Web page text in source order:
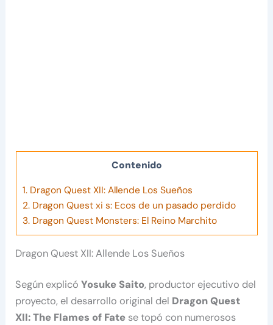
Contenido
1.Dragon Quest XII: Allende Los Sueños
2.Dragon Quest xi s: Ecos de un pasado perdido
3.Dragon Quest Monsters: El Reino Marchito
Dragon Quest XII: Allende Los Sueños
Según explicóYosuke Saito, productor ejecutivo del
proyecto, el desarrollo original del Dragon Quest
XII: The Flames of Fate se topó con numerosos